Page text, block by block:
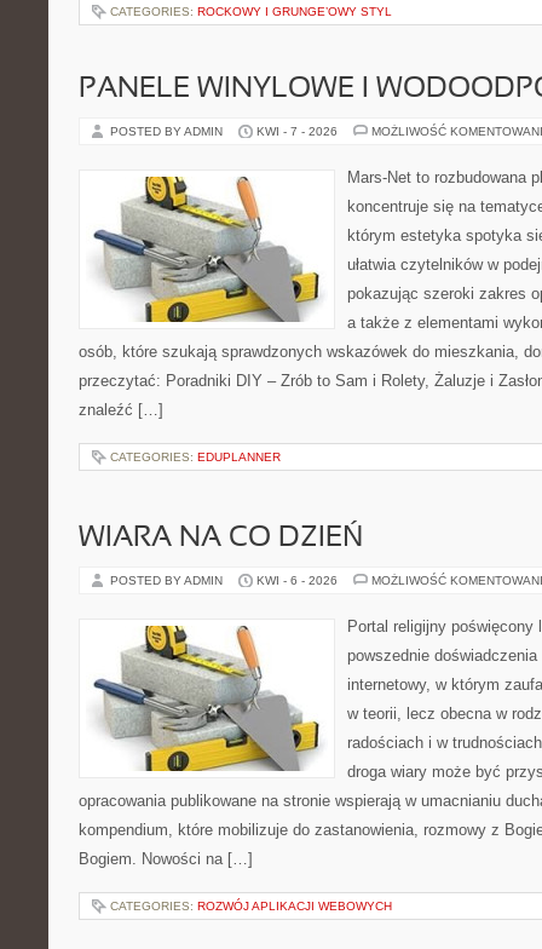
CATEGORIES: ROCKOWY I GRUNGE’OWY STYL
PANELE WINYLOWE I
POSTED BY ADMIN KWI - 7 - 2026 MOŻLIWOŚĆ
Mars-Net to rozbudowana
koncentruje się na
którym estetyka spotyka
ułatwia czytelników w
pokazując szeroki zakres
a także z elementami
osób, które szukają sprawdzonych wskazówek do mieszkania,
przeczytać: Poradniki DIY – Zrób to Sam i Rolety, Żaluzje i
znaleźć […]
CATEGORIES: EDUPLANNER
WIARA NA CO DZIEŃ
POSTED BY ADMIN KWI - 6 - 2026 MOŻLIWOŚĆ
Portal religijny poświęcony
powszednie
internetowy, w którym
w teorii, lecz obecna w
radościach i w
droga wiary może być
opracowania publikowane na stronie wspierają w umacnianiu
kompendium, które mobilizuje do zastanowienia, rozmowy z
Bogiem. Nowości na […]
CATEGORIES: ROZWÓJ APLIKACJI WEBOWYCH